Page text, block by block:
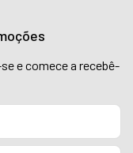
e comece a recebê-